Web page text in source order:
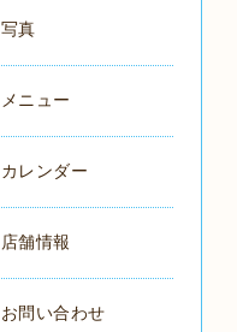
写真
メニュー
カレンダー
店舗情報
お問い合わせ